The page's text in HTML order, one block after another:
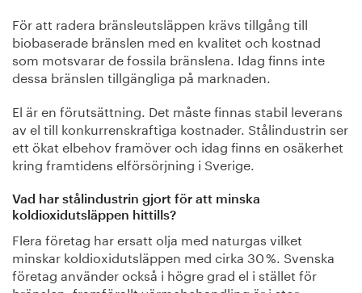
För att radera bränsleutsläppen krävs tillgång till
biobaserade bränslen med en kvalitet och kostnad
som motsvarar de fossila bränslena. Idag finns inte
dessa bränslen tillgängliga på marknaden.
El är en förutsättning. Det måste finnas stabil leverans
av el till konkurrenskraftiga kostnader. Stålindustrin ser
ett ökat elbehov framöver och idag finns en osäkerhet
kring framtidens elförsörjning i Sverige.
Vad har stålindustrin gjort för att minska
koldioxidutsläppen hittills?
Flera företag har ersatt olja med naturgas vilket
minskar koldioxidutsläppen med cirka 30 %. Svenska
företag använder också i högre grad el i stället för